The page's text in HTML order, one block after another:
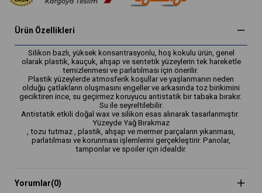
Ürün Özellikleri
Silikon bazlı, yüksek konsantrasyonlu, hoş kokulu ürün, genel
olarak plastik, kauçuk, ahşap ve sentetik yüzeylerin tek hareketle
temizlenmesi ve parlatılması için önerilir.
Plastik yüzeylerde atmosferik koşullar ve yaşlanmanın neden
olduğu çatlakların oluşmasını engeller ve arkasında toz birikimini
geciktiren ince, su geçirmez koruyucu antistatik bir tabaka bırakır.
Su ile seyreltilebilir.
Antistatik etkili doğal wax ve silikon esas alınarak tasarlanmıştır.
Yüzeyde Yağ Bırakmaz
, tozu tutmaz , plastik, ahşap ve mermer parçaların yıkanması,
parlatılması ve korunması işlemlerini gerçekleştirir. Panolar,
tamponlar ve spoiler için idealdir.
Yorumlar(0)